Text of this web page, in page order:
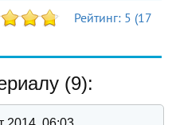
Рейтинг: 5 (17
(9):